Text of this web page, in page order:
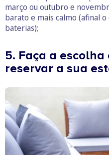
março ou outubro e
barato e mais calmo (afinal
baterias);
5. Faça a
reservar a sua